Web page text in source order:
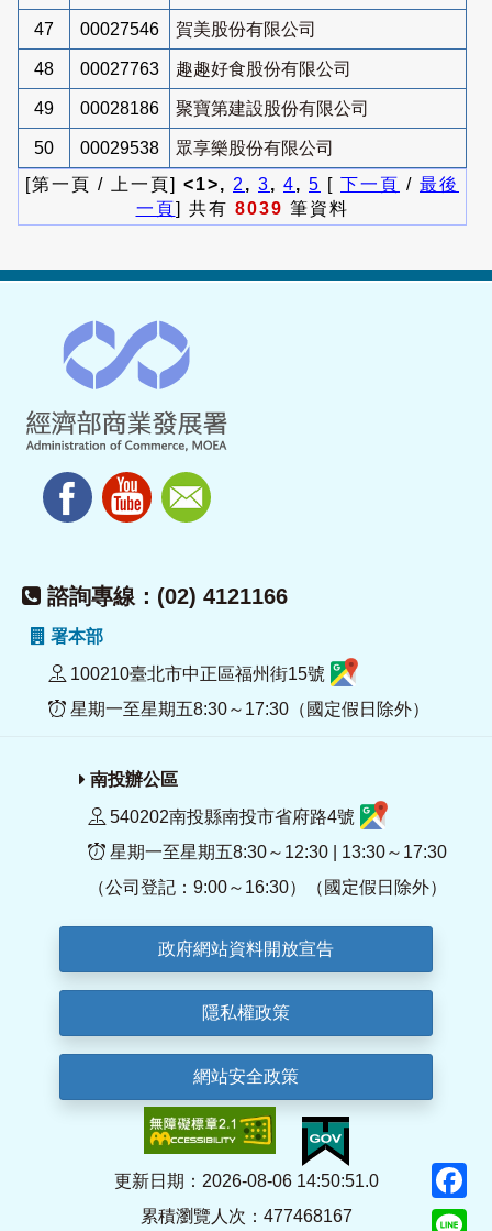
47 00027546 賀美股份有限公司
48 00027763 趣趣好食股份有限公司
49 00028186 聚寶第建設股份有限公司
50 00029538
眾享樂股份有限公司
[第一頁 / 上一頁] <1>, 2 , 3, 4, 5 [ 下一頁 / 最後
一頁] 共有 8039 筆資料
諮詢專線：(02) 4121166
署本部
100210臺北市中正區福州街15號
星期一至星期五8:30～17:30（國定假日除外）
南投辦公區
540202南投縣南投市省府路4號
星期一至星期五8:30～12:30 | 13:30～17:30
（公司登記：9:00～16:30）（國定假日除外）
政府網站資料開放宣告
隱私權政策
網站安全政策
更新日期：2026-08-06 14:50:51.0
累積瀏覽人次：477468167